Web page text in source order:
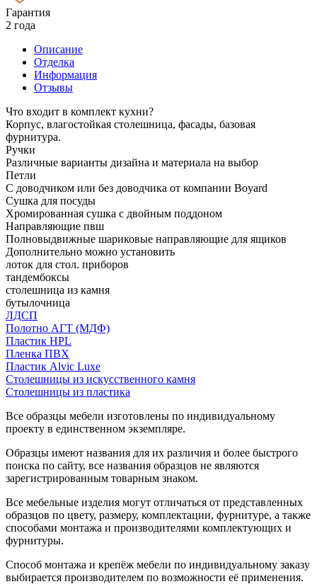
Гарантия
2 года
Описание
Отделка
Информация
Отзывы
Что входит в комплект кухни?
Корпус, влагостойкая столешница, фасады, базовая
фурнитура.
Ручки
Различные варианты дизайна и материала на выбор
Петли
С доводчиком или без доводчика от компании Boyard
Сушка для посуды
Хромированная сушка с двойным поддоном
Направляющие пвш
Полновыдвижные шариковые направляющие для ящиков
Дополнительно можно установить
лоток для стол. приборов
тандембоксы
столешница из камня
бутылочница
ЛДСП
Полотно АГТ (МДФ)
Пластик HPL
Пленка ПВХ
Пластик Alvic Luxe
Столешницы из искусственного камня
Столешницы из пластика
Все образцы мебели изготовлены по индивидуальному
проекту в единственном экземпляре.
Образцы имеют названия для их различия и более быстрого
поиска по сайту, все названия образцов не являются
зарегистрированным товарным знаком.
Все мебельные изделия могут отличаться от представленных
образцов по цвету, размеру, комплектации, фурнитуре, а также
способами монтажа и производителями комплектующих и
фурнитуры.
Способ монтажа и крепёж мебели по индивидуальному заказу
выбирается производителем по возможности её применения.